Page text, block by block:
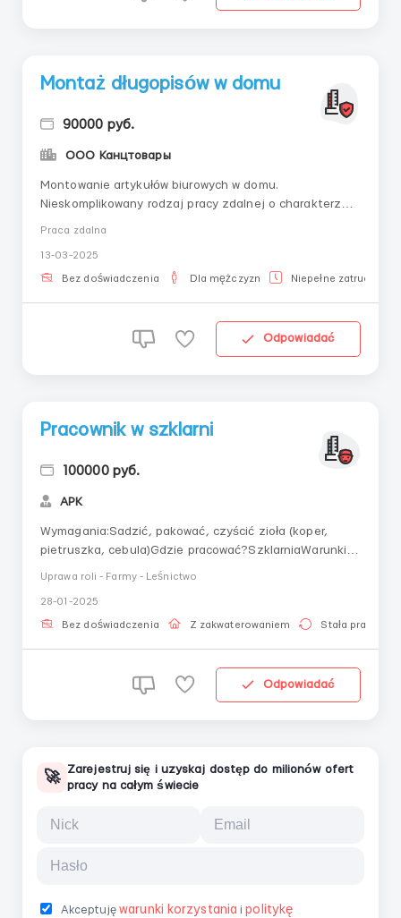
Montaż długopisów w domu
90000 руб.
ООО Канцтовары
Montowanie artykułów biurowych w domu.
Nieskomplikowany rodzaj pracy zdalnej o charakterze
informacje na stronie firmy: -
jobkanctovary.workObowiązki: montaż i pakowanie
Praca zdalna
13-03-2025
Bez doświadczenia Dla mężczyzn Niepełne zatrudnienie
Odpowiadać
Pracownik w szklarni
100000 руб.
АРК
Wymagania:Sadzić, pakować, czyścić zioła (koper,
pietruszka, cebula)Gdzie pracować?SzklarniaWarunki
pracy:Zatrudnienie na podstawie umowy o
Uprawa roli - Farmy - Leśnictwo
28-01-2025
Bez doświadczenia Z zakwaterowaniem Stała praca
Odpowiadać
🚀
Zarejestruj się i uzyskaj dostęp do milionów ofert
pracy na całym świecie
Akceptujęwarunki korzystania i politykę